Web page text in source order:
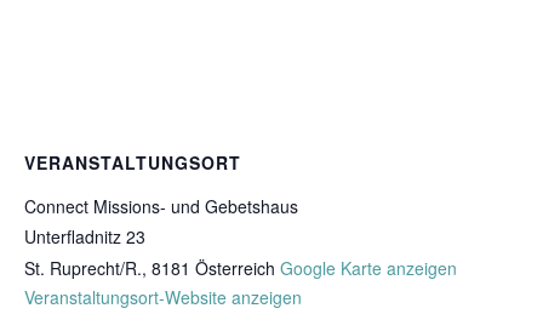
VERANSTALTUNGSORT
Connect Missions- und Gebetshaus
Unterfladnitz 23
St. Ruprecht/R., 8181 Österreich Google Karte anzeigen
Veranstaltungsort-Website anzeigen